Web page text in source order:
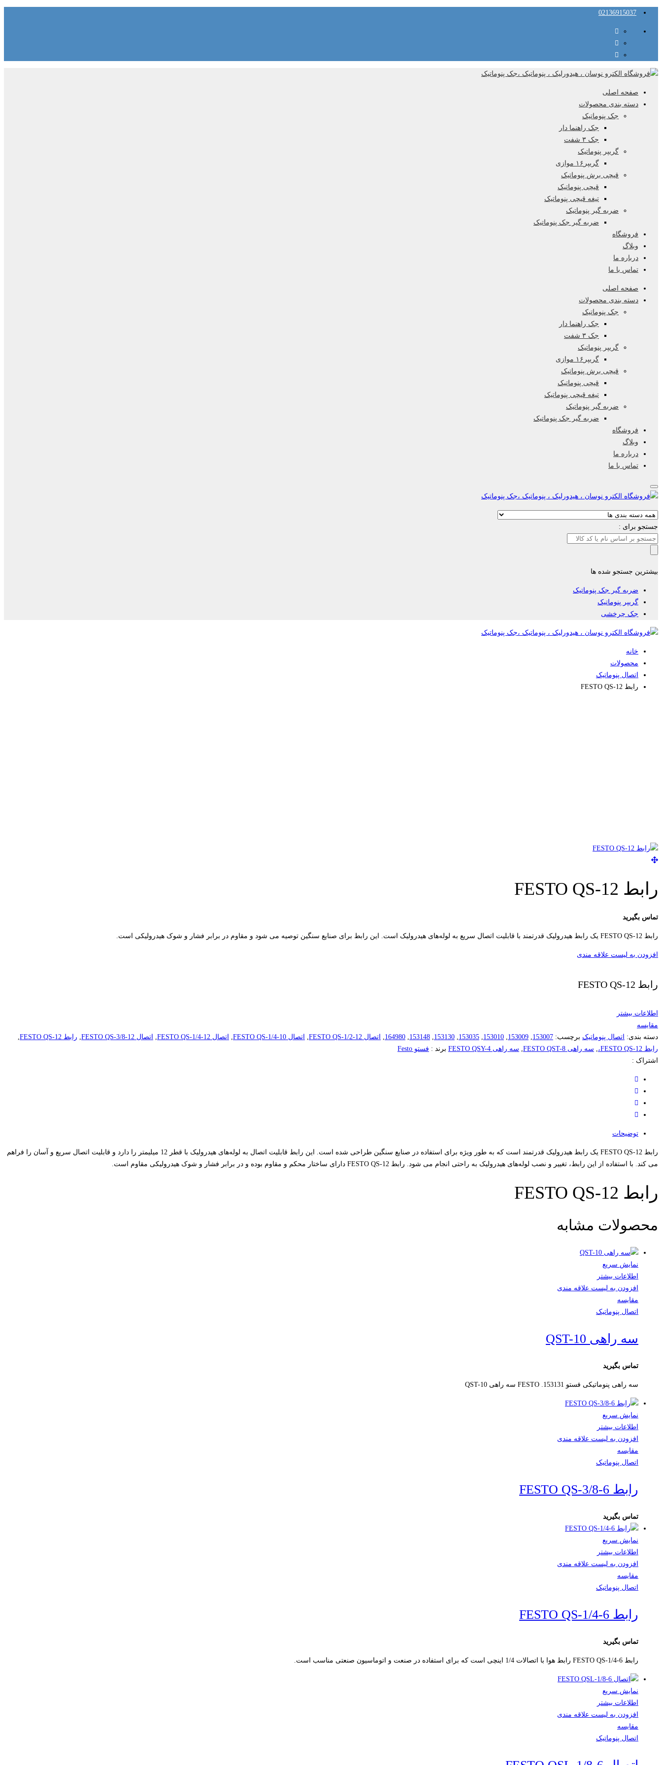
02136915037
صفحه اصلی
دسته بندی محصولات
جک پنوماتیک
جک راهنما دار
جک ۳ شفت
گریپر پنوماتیک
گریپر۱۶ موازی
قیچی برش پنوماتیک
قیچی پنوماتیک
تیغه قیچی پنوماتیک
ضربه گیر پنوماتیک
ضربه گیر جک پنوماتیک
فروشگاه
وبلاگ
درباره ما
تماس با ما
صفحه اصلی
دسته بندی محصولات
جک پنوماتیک
جک راهنما دار
جک ۳ شفت
گریپر پنوماتیک
گریپر۱۶ موازی
قیچی برش پنوماتیک
قیچی پنوماتیک
تیغه قیچی پنوماتیک
ضربه گیر پنوماتیک
ضربه گیر جک پنوماتیک
فروشگاه
وبلاگ
درباره ما
تماس با ما
جستجو برای :
بیشترین جستجو شده ها
ضربه گیر جک پنوماتیک
گریپر پنوماتیک
جک چرخشی
خانه
محصولات
اتصال پنوماتیک
رابط FESTO QS-12
رابط FESTO QS-12
تماس بگیرید
رابط FESTO QS-12 یک رابط هیدرولیک قدرتمند با قابلیت اتصال سریع به لوله‌های هیدرولیک است. این رابط برای صنایع سنگین توصیه می شود و مقاوم در برابر فشار و شوک هیدرولیکی است.
افزودن به لیست علاقه مندی
رابط FESTO QS-12
اطلاعات بیشتر
مقایسه
دسته بندی: اتصال پنوماتیک برچسب: 153007
,
153009
,
153010
,
153035
,
153130
,
153148
,
164980
, اتصال FESTO QS-1/2-12 , اتصال FESTO QS-1/4-10 , اتصال FESTO QS-1/4-12 , اتصال FESTO QS-3/8-12 , رابط FESTO QS-12
,
رابط FESTO QS-12،
, سه راهی FESTO QST-8 , سه راهی FESTO QSY-4 برند : فستو Festo
اشتراک :
توضیحات
رابط FESTO QS-12 یک رابط هیدرولیک قدرتمند است که به طور ویژه برای استفاده در صنایع سنگین طراحی شده است. این رابط قابلیت اتصال به لوله‌های هیدرولیک با قطر 12 میلیمتر را دارد و قابلیت اتصال سریع و آسان را فراهم
می کند. با استفاده از این رابط، تغییر و نصب لوله‌های هیدرولیک به راحتی انجام می شود. رابط FESTO QS-12 دارای ساختار محکم و مقاوم بوده و در برابر فشار و شوک هیدرولیکی مقاوم است.
رابط FESTO QS-12
محصولات مشابه
نمایش سریع
اطلاعات بیشتر
افزودن به لیست علاقه مندی
مقایسه
اتصال پنوماتیک
سه راهی QST-10
تماس بگیرید
سه راهی پنوماتیکی فستو FESTO .153131 سه راهی QST-10
نمایش سریع
اطلاعات بیشتر
افزودن به لیست علاقه مندی
مقایسه
اتصال پنوماتیک
رابط FESTO QS-3/8-6
تماس بگیرید
نمایش سریع
اطلاعات بیشتر
افزودن به لیست علاقه مندی
مقایسه
اتصال پنوماتیک
رابط FESTO QS-1/4-6
تماس بگیرید
رابط FESTO QS-1/4-6 رابط هوا با اتصالات 1/4 اینچی است که برای استفاده در صنعت و اتوماسیون صنعتی مناسب است.
نمایش سریع
اطلاعات بیشتر
افزودن به لیست علاقه مندی
مقایسه
اتصال پنوماتیک